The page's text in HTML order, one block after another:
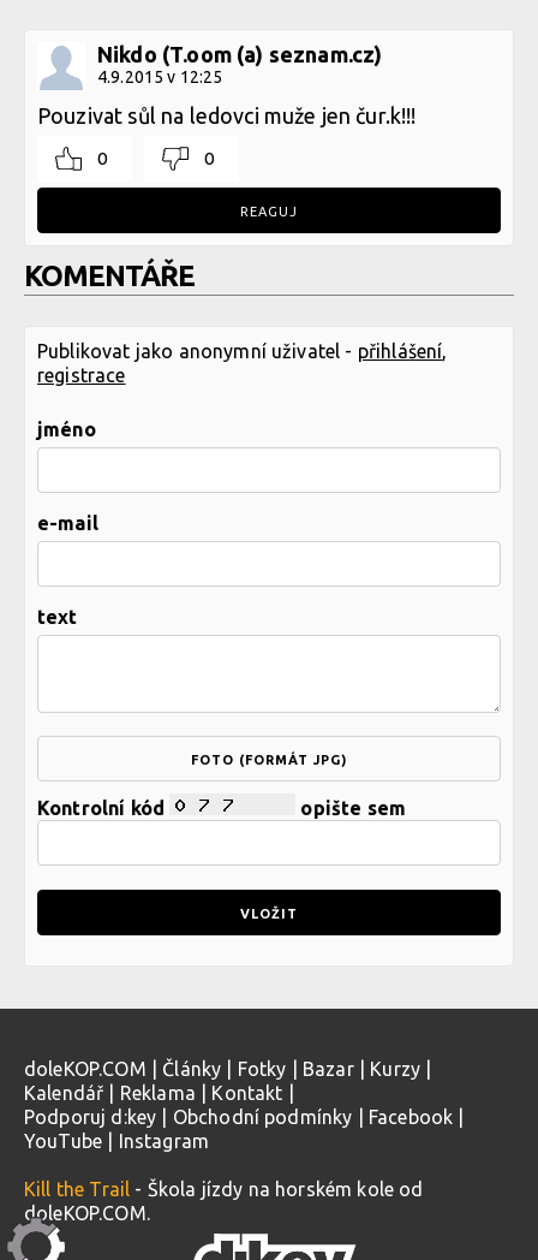
Nikdo (T.oom (a) seznam.cz)
4.9.2015 v 12:25
Pouzivat sůl na ledovci muže jen čur.k!!!
0 0
REAGUJ
KOMENTÁŘE
Publikovat jako anonymní uživatel - přihlášení,
registrace
jméno
e-mail
text
FOTO (FORMÁT JPG)
Kontrolní kód opište sem
doleKOP.COM Články Fotky Bazar| Kurzy
Kalendář
Reklama Kontakt
Podporuj d:key
Obchodní podmínky Facebook
YouTube
Instagram
Kill the Trail - Škola jízdy na horském kole od
doleKOP.COM.